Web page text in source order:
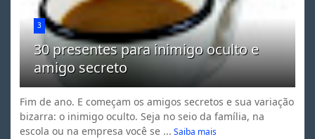
3
30 presentes para inimigo oculto e
amigo secreto
Fim de ano. E começam os amigos secretos e sua variação
bizarra: o inimigo oculto. Seja no seio da família, na
escola ou na empresa você se ... Saiba mais